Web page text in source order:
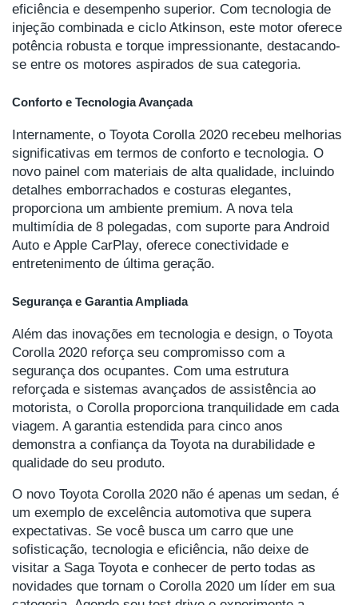
eficiência e desempenho superior. Com tecnologia de
injeção combinada e ciclo Atkinson, este motor oferece
potência robusta e torque impressionante, destacando-
se entre os motores aspirados de sua categoria.
Conforto e Tecnologia Avançada
Internamente, o Toyota Corolla 2020 recebeu melhorias
significativas em termos de conforto e tecnologia. O
novo painel com materiais de alta qualidade, incluindo
detalhes emborrachados e costuras elegantes,
proporciona um ambiente premium. A nova tela
multimídia de 8 polegadas, com suporte para Android
Auto e Apple CarPlay, oferece conectividade e
entretenimento de última geração.
Segurança e Garantia Ampliada
Além das inovações em tecnologia e design, o Toyota
Corolla 2020 reforça seu compromisso com a
segurança dos ocupantes. Com uma estrutura
reforçada e sistemas avançados de assistência ao
motorista, o Corolla proporciona tranquilidade em cada
viagem. A garantia estendida para cinco anos
demonstra a confiança da Toyota na durabilidade e
qualidade do seu produto.
O novo Toyota Corolla 2020 não é apenas um sedan, é
um exemplo de excelência automotiva que supera
expectativas. Se você busca um carro que une
sofisticação, tecnologia e eficiência, não deixe de
visitar a Saga Toyota e conhecer de perto todas as
novidades que tornam o Corolla 2020 um líder em sua